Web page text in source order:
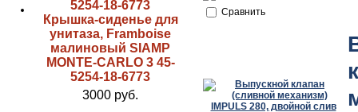
Крышка-сиденье для
унитаза, Framboise
малиновый SIAMP
MONTE-CARLO 3 45-
5254-18-6773
3000 руб.
Сравнить